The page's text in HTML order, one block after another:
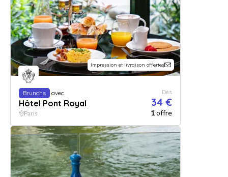
Impression et livraison offertes
Brunchs avec
Hôtel Pont Royal
Dès
34 €
Paris 1offre